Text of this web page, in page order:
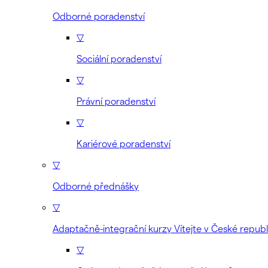
Odborné poradenství
▽
Sociální poradenství
▽
Právní poradenství
▽
Kariérové poradenství
▽
Odborné přednášky
▽
Adaptačně-integrační kurzy Vítejte v České
▽